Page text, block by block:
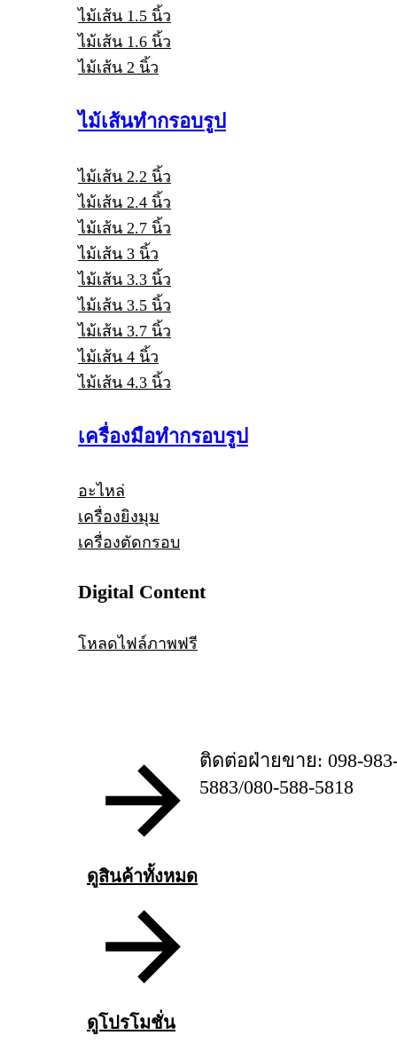
ไม้เส้น 1.5 นิ้ว
ไม้เส้น 1.6 นิ้ว
ไม้เส้น 2 นิ้ว
ไม้เส้นทำกรอบรูป
ไม้เส้น 2.2 นิ้ว
ไม้เส้น 2.4 นิ้ว
ไม้เส้น 2.7 นิ้ว
ไม้เส้น 3 นิ้ว
ไม้เส้น 3.3 นิ้ว
ไม้เส้น 3.5 นิ้ว
ไม้เส้น 3.7 นิ้ว
ไม้เส้น 4 นิ้ว
ไม้เส้น 4.3 นิ้ว
เครื่องมือทำกรอบรูป
อะไหล่
เครื่องยิงมุม
เครื่องตัดกรอบ
Digital Content
โหลดไฟล์ภาพฟรี
ดูสินค้าทั้งหมด
ดูโปรโมชั่น
ติดต่อฝ่ายขาย: 098-
5883/080-588-5818